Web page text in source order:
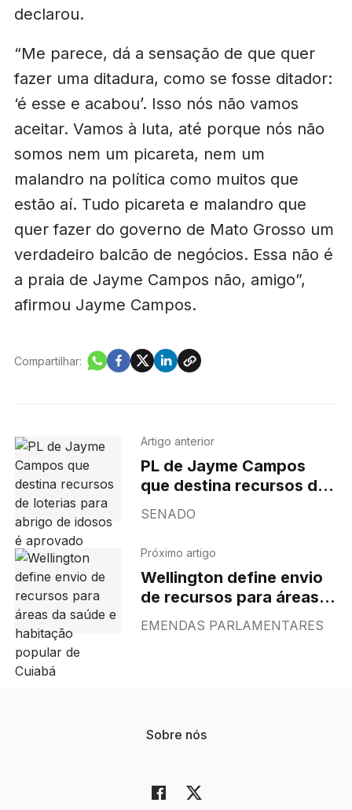
declarou.
“Me parece, dá a sensação de que quer
fazer uma ditadura, como se fosse ditador:
‘é esse e acabou’. Isso nós não vamos
aceitar. Vamos à luta, até porque nós não
somos nem um picareta, nem um
malandro na política como muitos que
estão aí. Tudo picareta e malandro que
quer fazer do governo de Mato Grosso um
verdadeiro balcão de negócios. Essa não é
a praia de Jayme Campos não, amigo”,
afirmou Jayme Campos.
Compartilhar:
Artigo anterior
PL de Jayme Campos
que destina recursos de
loterias para abrigo de
idosos é aprovado
SENADO
Próximo artigo
Wellington define envio
de recursos para áreas
da saúde e habitação
popular de Cuiabá
EMENDAS PARLAMENTARES
Sobre nós